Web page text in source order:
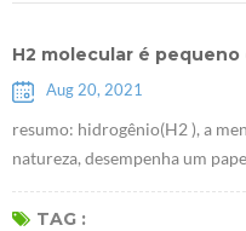
H2 molecular é
Aug 20, 2021
resumo: hidrogênio(H2 ), a
natureza, desempenha um
vidas.tem efeitos preventivos
doenças do corpo
TAG :